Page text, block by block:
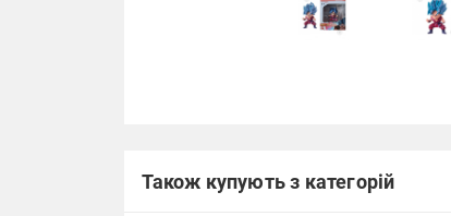
Також купують з категорій